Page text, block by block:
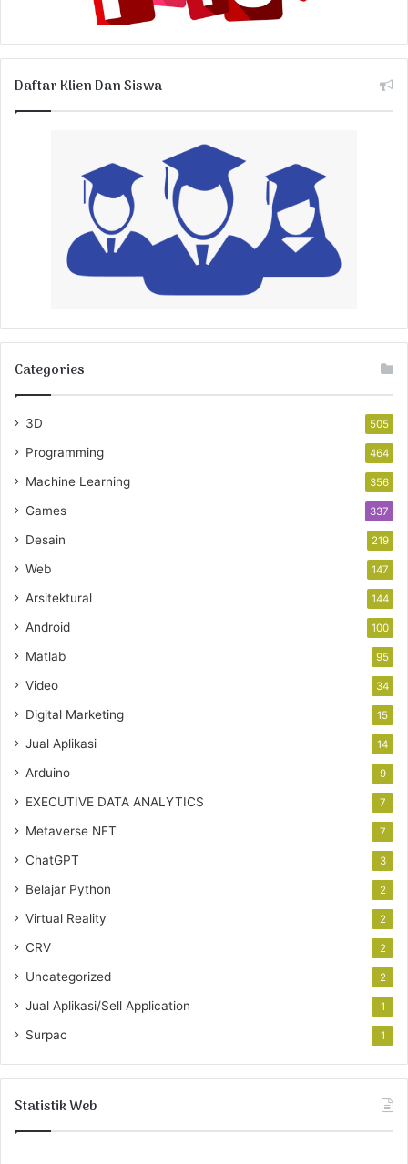
Daftar Klien Dan Siswa
Categories
3D 505
Programming 464
Machine Learning 356
Games 337
Desain 219
Web 147
Arsitektural 144
Android 100
Matlab 95
Video 34
Digital Marketing 15
Jual Aplikasi 14
Arduino 9
EXECUTIVE DATA ANALYTICS 7
Metaverse NFT 7
ChatGPT 3
Belajar Python 2
Virtual Reality 2
CRV 2
Uncategorized 2
Jual Aplikasi/Sell Application 1
Surpac 1
Statistik Web